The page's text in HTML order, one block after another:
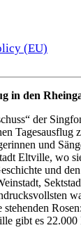
(EU)
in den
der
Tagesausflug
und
Eltville, wo
und
gibt es 22.000